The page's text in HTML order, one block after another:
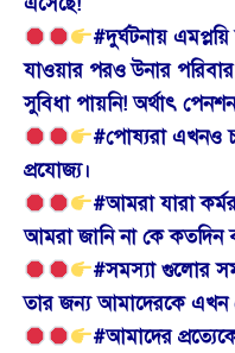
#দুর্ঘটনায়
যাওয়ার পরও উনার
সুবিধা পায়নি!অর্থাৎ
#পোষ্যরা এখনও
প্রযোজ্য।
#আমরা যারা
আমরা জানি না কে কতদিন
#সমস্যা গুলোর
তার জন্য আমাদেরকে এখন
#আমাদের